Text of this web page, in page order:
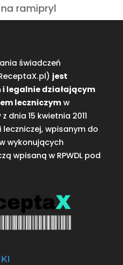
ramipryl
świadczeń
jest
legalnie działającym
leczniczymw
dnia 15 kwietnia 2011
leczniczej, wpisanym do
wykonujących
wpisaną w RPWDL pod